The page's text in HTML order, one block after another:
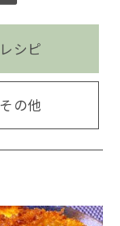
レシピ
その他